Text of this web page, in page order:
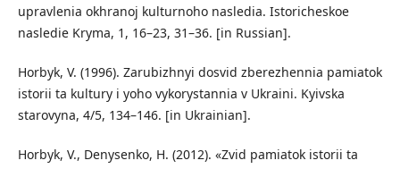
upravlenia okhranoj kulturnoho nasledia. Istoricheskoe
nasledie Kryma, 1, 16–23, 31–36. [in Russian].
Horbyk, V. (1996). Zarubizhnyi dosvid zberezhennia pamiatok
istorii ta kultury i yoho vykorystannia v Ukraini. Kyivska
starovyna, 4/5, 134–146. [in Ukrainian].
Horbyk, V., Denysenko, H. (2012). «Zvid pamiatok istorii ta